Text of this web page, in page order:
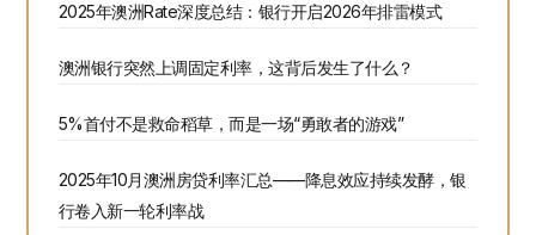
2025年澳洲Rate深度总结：银行开启2026年排雷模式
澳洲银行突然上调固定利率，这背后发生了什么？
5%首付不是救命稻草，而是一场“勇敢者的游戏”
2025年10月澳洲房贷利率汇总——降息效应持续发酵，银
行卷入新一轮利率战